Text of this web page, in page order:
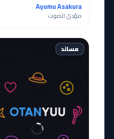
Ayumu Asakura
مؤدي الصوت
مساند